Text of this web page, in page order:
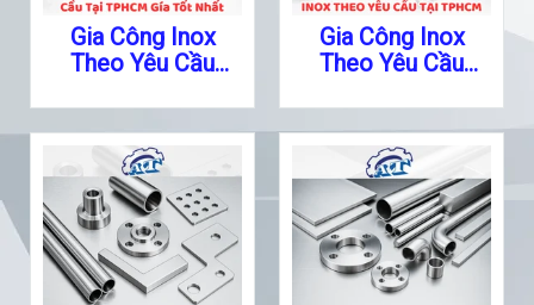
Gia Công Inox
Theo Yêu Cầu
Gia Công Inox
Theo Yêu Cầu